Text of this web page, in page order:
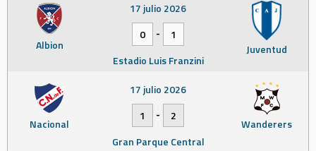
Albion Juventud
17 julio 2026
0
-
1
Estadio Luis Franzini
Nacional Wanderers
17 julio 2026
1
-
2
Gran Parque Central